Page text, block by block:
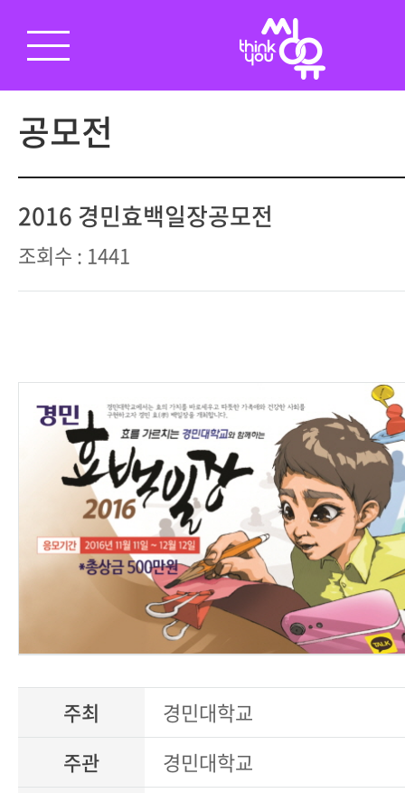
공모전
2016 경민효백일장공모전
조회수 : 1441
주최
경민대학교
주관
경민대학교